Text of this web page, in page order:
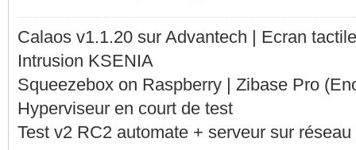
Calaos v1.1.20 sur Advantech | Ecran
Intrusion KSENIA
Squeezebox on Raspberry | Zibase Pro
Hyperviseur en court de test
Test v2 RC2 automate + serveur sur